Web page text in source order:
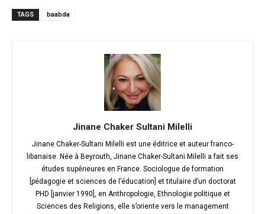
TAGS baabda
Jinane Chaker Sultani Milelli
Jinane Chaker-Sultani Milelli est une éditrice et auteur franco-
libanaise. Née à Beyrouth, Jinane Chaker-Sultani Milelli a fait ses
études supérieures en France. Sociologue de formation
[pédagogie et sciences de l’éducation] et titulaire d’un doctorat
PHD [janvier 1990], en Anthropologie, Ethnologie politique et
Sciences des Religions, elle s’oriente vers le management